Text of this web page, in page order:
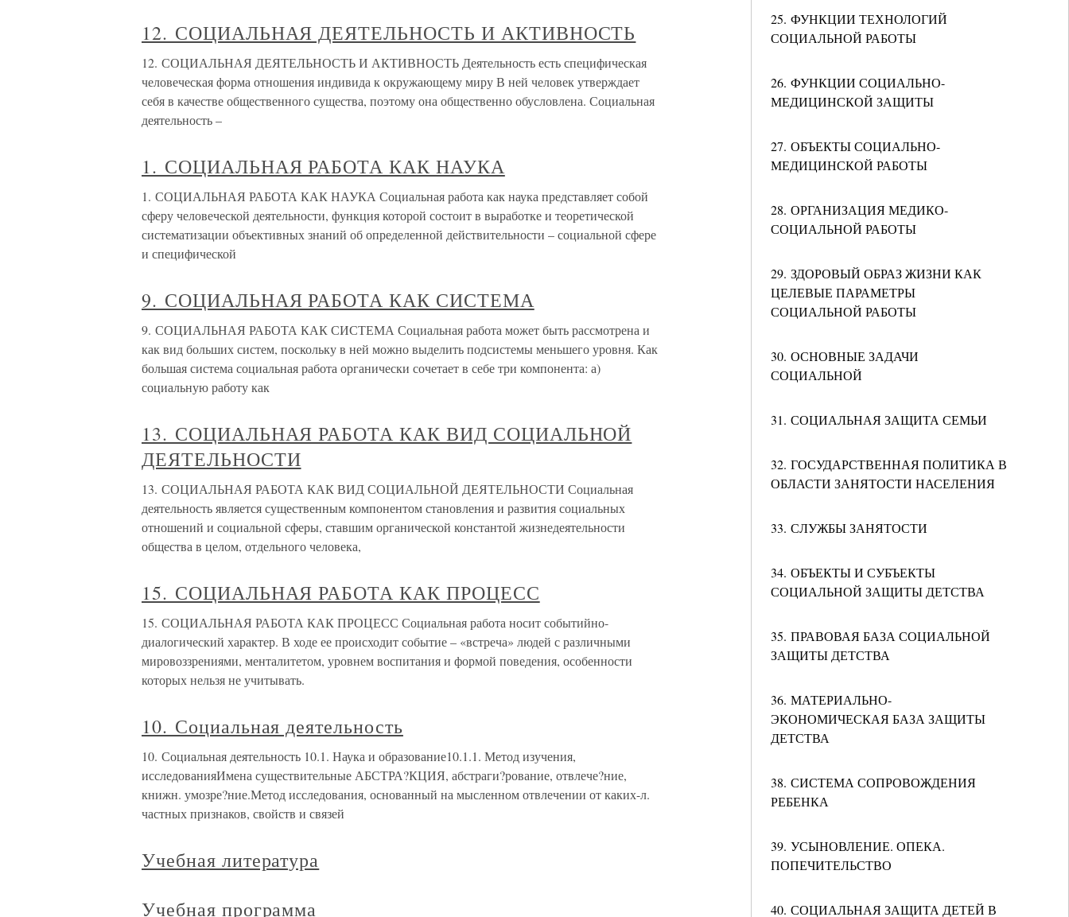
25. ФУНКЦИИ ТЕХНОЛОГИЙ
СОЦИАЛЬНОЙ РАБОТЫ
26. ФУНКЦИИ СОЦИАЛЬНО-
МЕДИЦИНСКОЙ ЗАЩИТЫ
27. ОБЪЕКТЫ СОЦИАЛЬНО-
МЕДИЦИНСКОЙ РАБОТЫ
28. ОРГАНИЗАЦИЯ МЕДИКО-
СОЦИАЛЬНОЙ РАБОТЫ
29. ЗДОРОВЫЙ ОБРАЗ ЖИЗНИ КАК
ЦЕЛЕВЫЕ ПАРАМЕТРЫ
СОЦИАЛЬНОЙ РАБОТЫ
30. ОСНОВНЫЕ ЗАДАЧИ
СОЦИАЛЬНОЙ
31. СОЦИАЛЬНАЯ ЗАЩИТА СЕМЬИ
32. ГОСУДАРСТВЕННАЯ ПОЛИТИКА В
ОБЛАСТИ ЗАНЯТОСТИ НАСЕЛЕНИЯ
33. СЛУЖБЫ ЗАНЯТОСТИ
34. ОБЪЕКТЫ И СУБЪЕКТЫ
СОЦИАЛЬНОЙ ЗАЩИТЫ ДЕТСТВА
35. ПРАВОВАЯ БАЗА СОЦИАЛЬНОЙ
ЗАЩИТЫ ДЕТСТВА
36. МАТЕРИАЛЬНО-
ЭКОНОМИЧЕСКАЯ БАЗА ЗАЩИТЫ
ДЕТСТВА
38. СИСТЕМА СОПРОВОЖДЕНИЯ
РЕБЕНКА
39. УСЫНОВЛЕНИЕ. ОПЕКА.
ПОПЕЧИТЕЛЬСТВО
40. СОЦИАЛЬНАЯ ЗАЩИТА ДЕТЕЙ В
12. СОЦИАЛЬНАЯ ДЕЯТЕЛЬНОСТЬ И АКТИВНОСТЬ
12. СОЦИАЛЬНАЯ ДЕЯТЕЛЬНОСТЬ И АКТИВНОСТЬ Деятельность есть специфическая
человеческая форма отношения индивида к окружающему миру В ней человек утверждает
себя в качестве общественного существа, поэтому она общественно обусловлена. Социальная
деятельность –
1. СОЦИАЛЬНАЯ РАБОТА КАК НАУКА
1. СОЦИАЛЬНАЯ РАБОТА КАК НАУКА Социальная работа как наука представляет собой
сферу человеческой деятельности, функция которой состоит в выработке и теоретической
систематизации объективных знаний об определенной действительности – социальной сфере
и специфической
9. СОЦИАЛЬНАЯ РАБОТА КАК СИСТЕМА
9. СОЦИАЛЬНАЯ РАБОТА КАК СИСТЕМА Социальная работа может быть рассмотрена и
как вид больших систем, поскольку в ней можно выделить подсистемы меньшего уровня. Как
большая система социальная работа органически сочетает в себе три компонента: а)
социальную работу как
13. СОЦИАЛЬНАЯ РАБОТА КАК ВИД СОЦИАЛЬНОЙ
ДЕЯТЕЛЬНОСТИ
13. СОЦИАЛЬНАЯ РАБОТА КАК ВИД СОЦИАЛЬНОЙ ДЕЯТЕЛЬНОСТИ Социальная
деятельность является существенным компонентом становления и развития социальных
отношений и социальной сферы, ставшим органической константой жизнедеятельности
общества в целом, отдельного человека,
15. СОЦИАЛЬНАЯ РАБОТА КАК ПРОЦЕСС
15. СОЦИАЛЬНАЯ РАБОТА КАК ПРОЦЕСС Социальная работа носит событийно-
диалогический характер. В ходе ее происходит событие – «встреча» людей с различными
мировоззрениями, менталитетом, уровнем воспитания и формой поведения, особенности
которых нельзя не учитывать.
10. Социальная деятельность
10. Социальная деятельность 10.1. Наука и образование10.1.1. Метод изучения,
исследованияИмена существительные АБСТРА?КЦИЯ, абстраги?рование, отвлече?ние,
книжн. умозре?ние.Метод исследования, основанный на мысленном отвлечении от каких-л.
частных признаков, свойств и связей
Учебная литература
Учебная программа